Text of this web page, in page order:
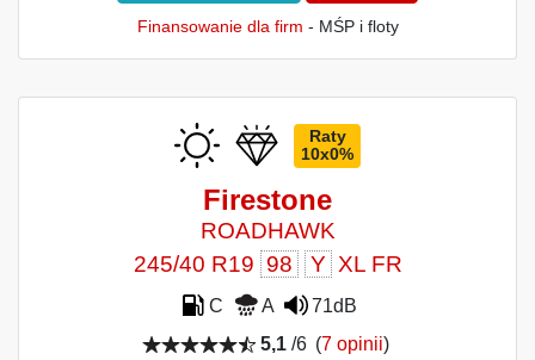
Finansowanie dla firm - MŚP i floty
Raty
10x0%
Firestone
ROADHAWK
245/40 R19 98 Y XL FR
C A
71dB
5,1 /6 (7 opinii)